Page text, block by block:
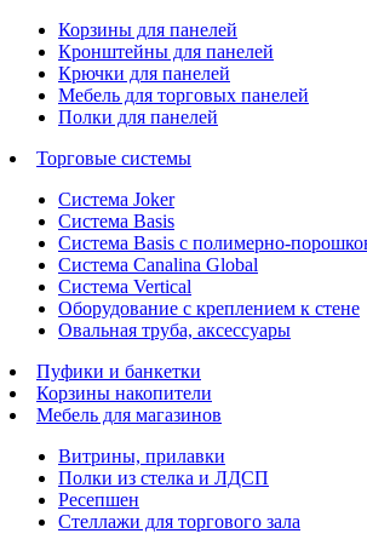
Корзины для панелей
Кронштейны для панелей
Крючки для панелей
Мебель для торговых панелей
Полки для панелей
Торговые системы
Система Joker
Система Basis
Система Basis с полимерно-
Система Canalina Global
Система Vertical
Оборудование с креплением к стене
Овальная труба, аксессуары
Пуфики и банкетки
Корзины накопители
Мебель для магазинов
Витрины, прилавки
Полки из стелка и ЛДСП
Ресепшен
Стеллажи для торгового зала